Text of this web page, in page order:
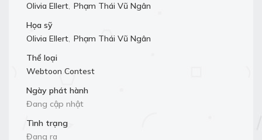
Olivia Ellert, Phạm Thái Vũ Ngân
Họa sỹ
Olivia Ellert, Phạm Thái Vũ Ngân
Thể loại
Webtoon Contest
Ngày phát hành
Đang cập nhật
Tình trạng
Đang ra